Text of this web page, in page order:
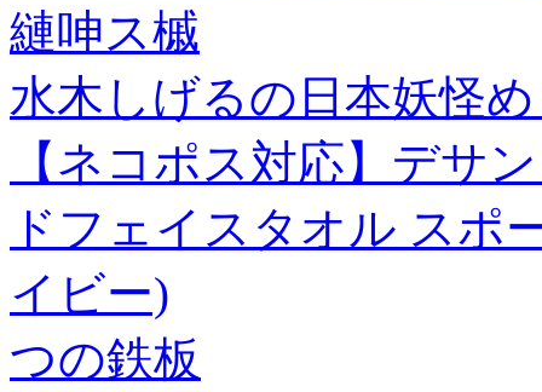
縺呻ス槭
水木しげるの日本妖怪
【ネコポス対応】デサ
ドフェイスタオル スポ
イビー)
つの鉄板